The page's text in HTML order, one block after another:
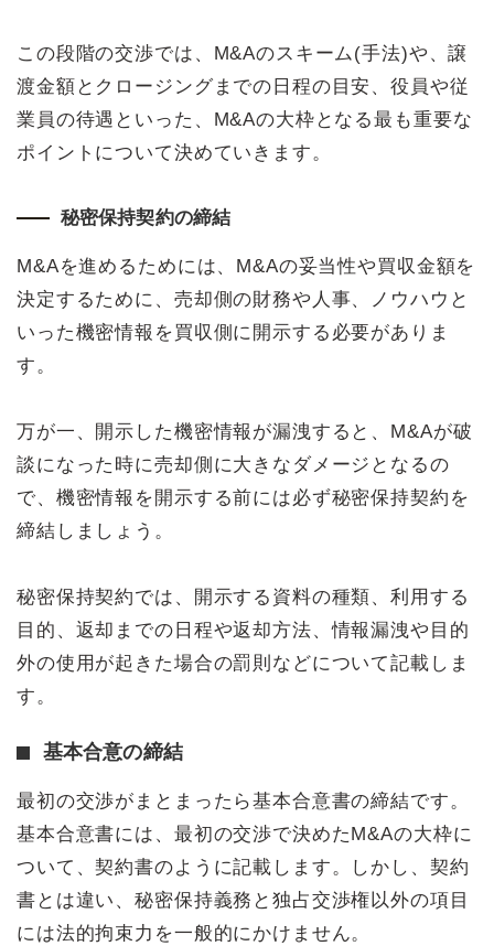
この段階の交渉では、M&Aのスキーム(手法)や、譲
渡金額とクロージングまでの日程の目安、役員や従
業員の待遇といった、M&Aの大枠となる最も重要な
ポイントについて決めていきます。
秘密保持契約の締結
M&Aを進めるためには、M&Aの妥当性や買収金額を
決定するために、売却側の財務や人事、ノウハウと
いった機密情報を買収側に開示する必要がありま
す。
万が一、開示した機密情報が漏洩すると、M&Aが破
談になった時に売却側に大きなダメージとなるの
で、機密情報を開示する前には必ず秘密保持契約を
締結しましょう。
秘密保持契約では、開示する資料の種類、利用する
目的、返却までの日程や返却方法、情報漏洩や目的
外の使用が起きた場合の罰則などについて記載しま
す。
基本合意の締結
最初の交渉がまとまったら基本合意書の締結です。
基本合意書には、最初の交渉で決めたM&Aの大枠に
ついて、契約書のように記載します。しかし、契約
書とは違い、秘密保持義務と独占交渉権以外の項目
には法的拘束力を一般的にかけません。